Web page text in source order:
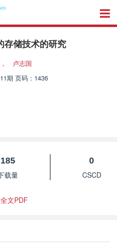
存储技术的研究
，
卢志国
期 页码：1436
185
载量
0
CSCD
文PDF